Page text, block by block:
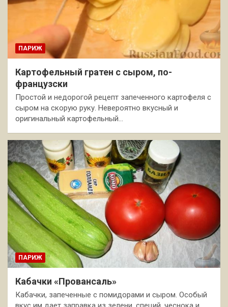
ПАРИЖ
Картофельный гратен с сыром, по-
французски
Простой и недорогой рецепт запеченного картофеля с
сыром на скорую руку. Невероятно вкусный и
оригинальный картофельный…
ПАРИЖ
Кабачки «Провансаль»
Кабачки, запеченные с помидорами и сыром. Особый